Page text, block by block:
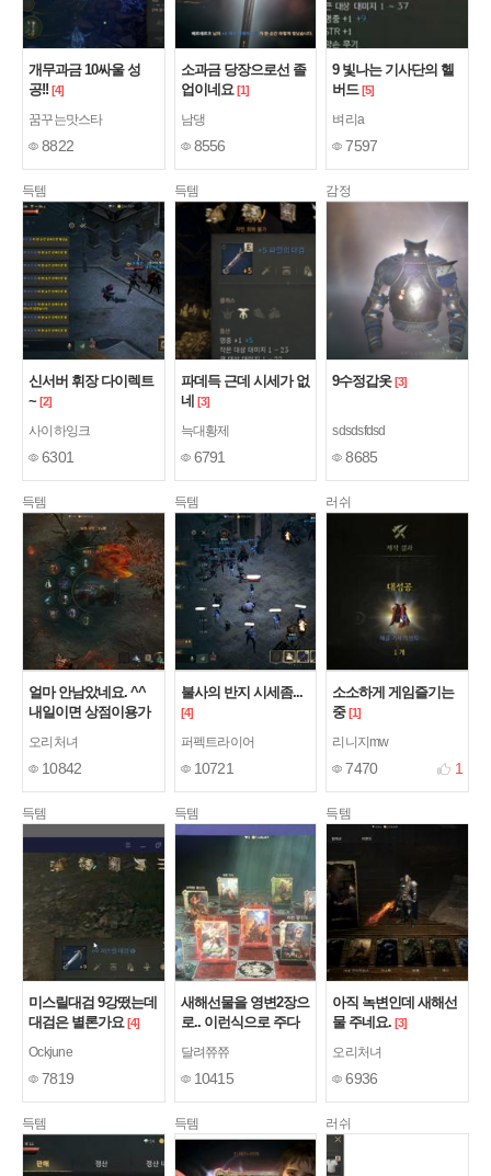
개무과금 10싸울 성
공!! [4]
꿈꾸는맛스타
8822
소과금 당장으로선 졸
업이네요 [1]
남댕
8556
9 빛나는 기사단의 헬
버드 [5]
벼리a
7597
득템
신서버 휘장 다이렉트
~ [2]
사이하잉크
6301
득템
파데득 근데 시세가 없
네 [3]
늑대황제
6791
감정
9수정갑옷 [3]
sdsdsfdsd
8685
득템
얼마 안남았네요. ^^
내일이면 상점이용가
오리처녀
10842
득템
불사의 반지 시세좀...
[4]
퍼펙트라이어
10721
러쉬
소소하게 게임즐기는
중 [1]
리니지mw
7470 1
득템
미스릴대검 9강떴는데
대검은 별론가요 [4]
Ockjune
7819
득템
새해선물을 영변2장으
로.. 이런식으로 주다
달려쮸쮸
10415
득템
아직 녹변인데 새해선
물 주네요. [3]
오리처녀
6936
득템 득템 러쉬